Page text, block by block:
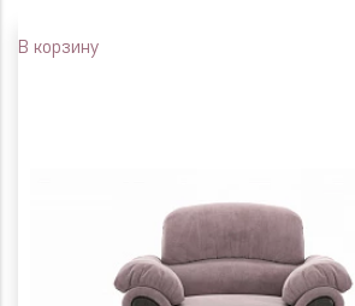
В корзину